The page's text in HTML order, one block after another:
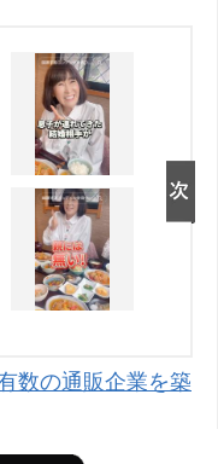
数の通販企業を築